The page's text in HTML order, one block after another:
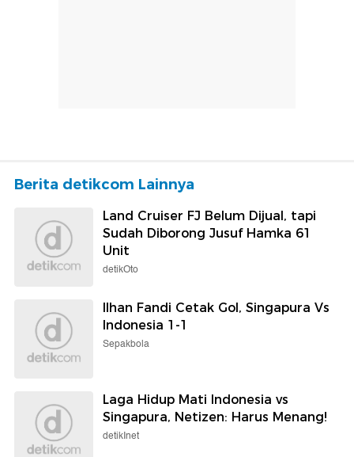
Berita detikcom Lainnya
Land Cruiser FJ Belum Dijual, tapi
Sudah Diborong Jusuf Hamka 61
Unit
detikOto
Ilhan Fandi Cetak Gol, Singapura Vs
Indonesia 1-1
Sepakbola
Laga Hidup Mati Indonesia vs
Singapura, Netizen: Harus Menang!
detikInet